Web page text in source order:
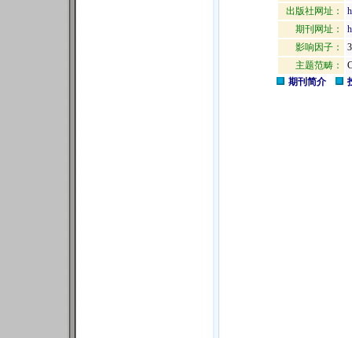
出版社网址：
期刊网址：
影响因子：
主题范畴：
期刊简介